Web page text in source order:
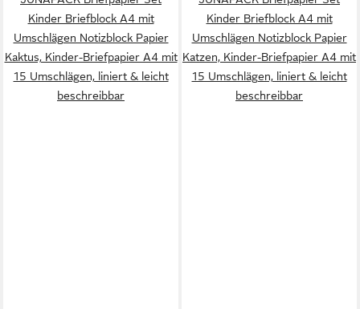
Kinder Briefblock A4 mit
Umschlägen Notizblock Papier
Kaktus, Kinder-Briefpapier A4 mit
15 Umschlägen, liniert & leicht
beschreibbar
Kinder Briefblock A4 mit
Umschlägen Notizblock Papier
Katzen, Kinder-Briefpapier A4 mit
15 Umschlägen, liniert & leicht
beschreibbar